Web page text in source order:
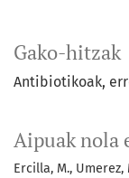
Gako-hitzak
Antibiotikoak
Aipuak nola
Ercilla, M., Umerez,